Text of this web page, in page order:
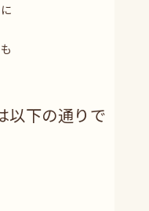
以下の通りで